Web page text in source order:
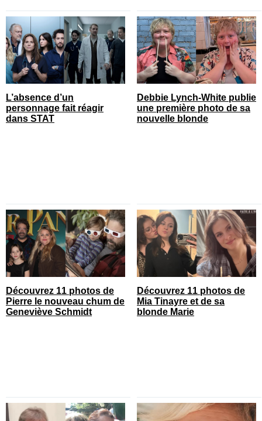
L’absence d’un
personnage fait réagir
dans STAT
Debbie Lynch-White publie
une première photo de sa
nouvelle blonde
Découvrez 11 photos de
Pierre le nouveau chum de
Geneviève Schmidt
Découvrez 11 photos de
Mia Tinayre et de sa
blonde Marie